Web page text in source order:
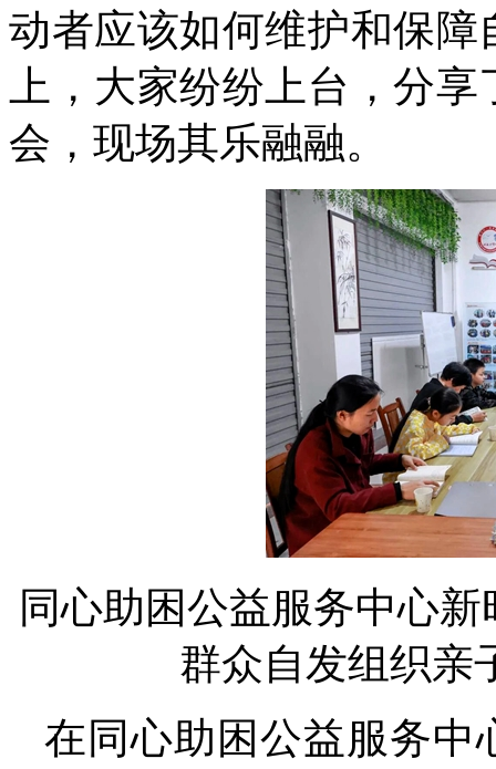
动者应该如何维护和保
上，大家纷纷上台，分
会，现场其乐融融。
同心助困公益服务中心
群众自发组织亲
在同心助困公益服务中